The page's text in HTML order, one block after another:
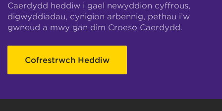
Caerdydd heddiw i gael newyddion cyffrous,
digwyddiadau, cynigion arbennig, pethau i’w
gwneud a mwy gan dîm Croeso Caerdydd.
Cofrestrwch Heddiw